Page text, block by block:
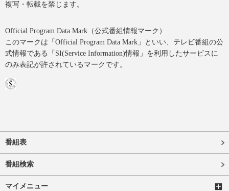
複写・転載を禁じます。
Official Program Data Mark（公式番組情報マーク）
このマークは「Official Program Data Mark」といい、テレビ番組の公
式情報である「SI(Service Information)情報」を利用したサービスに
のみ表記が許されているマークです。
番組表
番組検索
マイメニュー